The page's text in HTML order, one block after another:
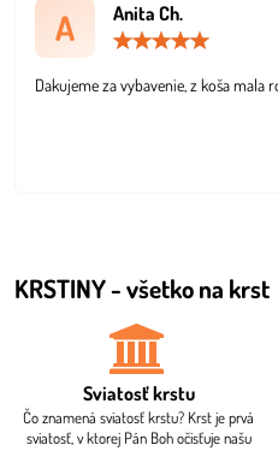
A Anita Ch.
5
Dakujeme za vybavenie, z koša mala
KRSTINY - všetko na krst
Sviatosť krstu
Čo znamená sviatosť krstu? Krst je prvá
sviatosť, v ktorej Pán Boh očisťuje našu